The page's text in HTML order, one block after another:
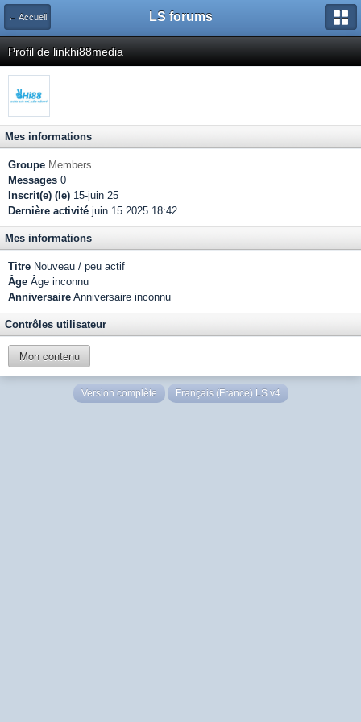
← Accueil LS forums
Profil de linkhi88media
Mes informations
Groupe Members
Messages 0
Inscrit(e) (le) 15-juin 25
Dernière activité juin 15 2025 18:42
Mes informations
Titre Nouveau / peu actif
Âge Âge inconnu
Anniversaire Anniversaire inconnu
Contrôles utilisateur
Mon contenu
Version complète Français (France) LS v4